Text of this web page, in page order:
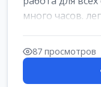
много часов.
87 просмотров